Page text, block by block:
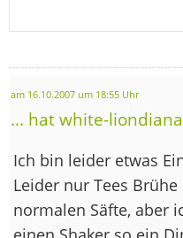
am 16.10.2007 um 18:55 Uhr
... hat white-
Ich bin leider etwas
Leider nur Tees
normalen Säfte, aber